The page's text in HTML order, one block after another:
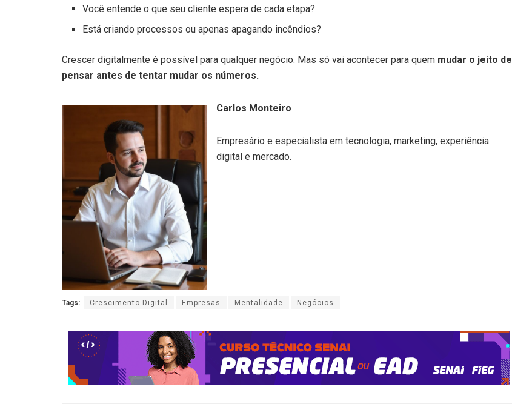
Você entende o que seu cliente espera de cada etapa?
Está criando processos ou apenas apagando incêndios?
Crescer digitalmente é possível para qualquer negócio. Mas só vai acontecer para quem mudar o jeito de
pensar antes de tentar mudar os números.
Carlos Monteiro
Empresário e especialista em tecnologia, marketing, experiência
digital e mercado.
Tags: Crescimento Digital Empresas Mentalidade Negócios